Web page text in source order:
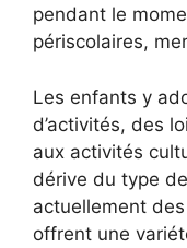
pendant le
périscolaires,
Les enfants y
d’activités, des
aux activités
dérive du type
actuellement
offrent une